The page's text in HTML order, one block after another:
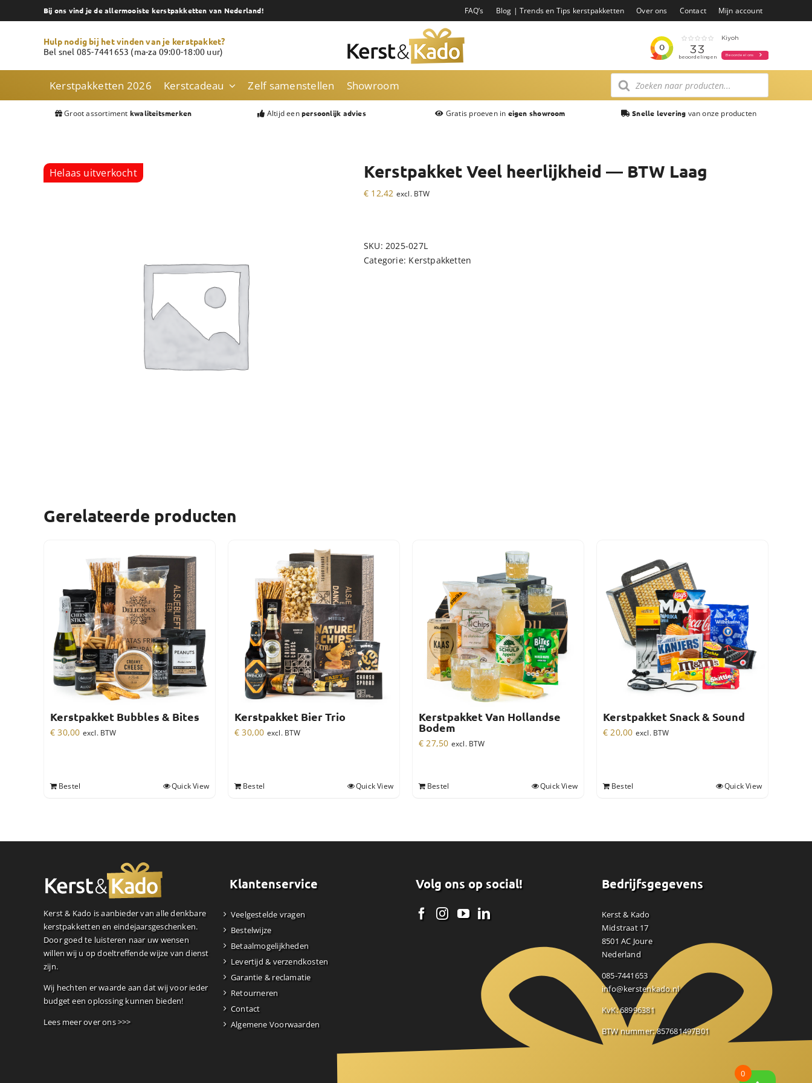
to
Bij ons vind je de allermooiste kerstpakketten van Nederland! FAQ’s Blog | Trends en Tips kerstpakketten Over ons Contact Mijn account
Hulp nodig bij het vinden van je kerstpakket?
Bel snel 085-7441653 (ma-za 09:00-18:00 uur)
Kerstpakketten 2026 Kerstcadeau Zelf samenstellen Showroom
Producten
zoeken
Groot assortiment kwaliteitsmerken Altijd een persoonlijk advies Gratis proeven in eigen showroom Snelle levering van onze producten
Helaas uitverkocht Kerstpakket Veel heerlijkheid — BTW Laag
€ 12,42 excl. BTW
SKU:2025-027L
Categorie: Kerstpakketten
Gerelateerde producten
Kerstpakket Bubbles & Bites
€ 30,00 excl. BTW
Bestel Quick View
Kerstpakket Bier Trio
€ 30,00 excl. BTW
Bestel Quick View
Kerstpakket Van Hollandse
Bodem
€ 27,50 excl. BTW
Bestel Quick View
Kerstpakket Snack & Sound
€ 20,00 excl. BTW
Bestel Quick View
Kerst & Kado is aanbieder van alle denkbare
kerstpakketten en eindejaarsgeschenken.
Door goed te luisteren naar uw wensen
willen wij u op doeltreffende wijze van dienst
zijn.
Wij hechten er waarde aan dat wij voor ieder
budget een oplossing kunnen bieden!
Lees meer over ons >>>
Klantenservice
Veelgestelde vragen
Bestelwijze
Betaalmogelijkheden
Levertijd & verzendkosten
Garantie & reclamatie
Retourneren
Contact
Algemene Voorwaarden
Volg ons op social! Bedrijfsgegevens
Kerst & Kado
Midstraat 17
8501 AC Joure
Nederland
085-7441653
info@kerstenkado.nl
KvK: 68996381
BTW nummer: 857681497B01
0